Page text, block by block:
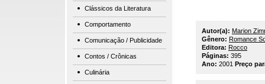
Clássicos da Literatura
Comportamento
Comunicação / Publicidade
Contos / Crônicas
Culinária
Autor(a): Marion
Gênero: Romance
Editora: Rocco
Páginas: 395
Ano: 2001 Preço